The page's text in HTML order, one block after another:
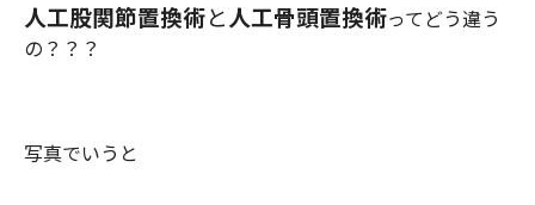
人工股関節置換術と人工骨頭置換術ってどう違う
の？？？
写真でいうと